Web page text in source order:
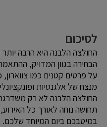
לסיכום
החולצה הלבנה היא הרבה
הבחירה בגוון המדויק,
על פרטים קטנים כמו צווארון,
מנצח של אלגנטיות
החולצה הלבנה לא רק
תחושה נוחה לאורך כל
במיטבכם ביום המיוחד שלכם.